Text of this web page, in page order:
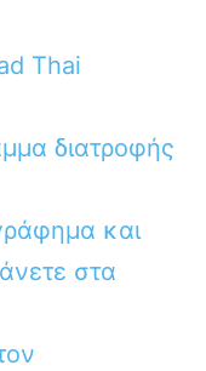
Thai
διατροφής
και
στα